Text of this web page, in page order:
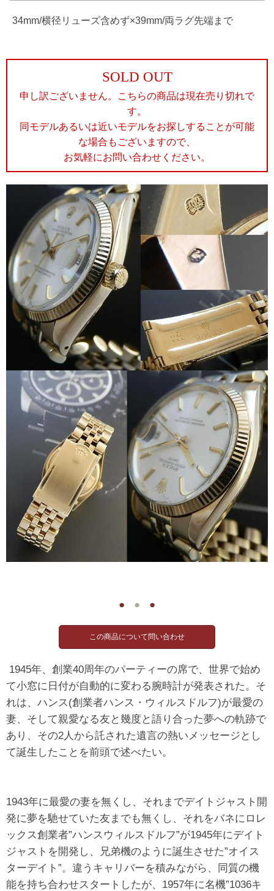
34mm/横径リューズ含めず×39mm/両ラグ先端まで
SOLD OUT
申し訳ございません。こちらの商品は現在売り切れで
す。
同モデルあるいは近いモデルをお探しすることが可能
な場合もございますので、
お気軽にお問い合わせください。
● ● ●
1945年、創業40周年のパーティーの席で、世界で始め
て小窓に日付が自動的に変わる腕時計が発表された。そ
れは、ハンス(創業者ハンス・ウィルスドルフ)が最愛の
妻、そして親愛なる友と幾度と語り合った夢への軌跡で
あり、その2人から託された遺言の熱いメッセージとし
て誕生したことを前頭で述べたい。
1943年に最愛の妻を無くし、それまでデイトジャスト開
発に夢を馳せていた友までも無くし、それをバネにロレ
ックス創業者”ハンスウィルスドルフ”が1945年にデイト
ジャストを開発し、兄弟機のように誕生させた”オイス
ターデイト”。違うキャリバーを積みながら、同質の機
能を持ち合わせスタートしたが、1957年に名機”1036キ